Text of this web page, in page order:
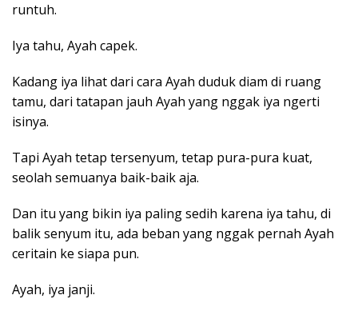
runtuh.
Iya tahu, Ayah capek.
Kadang iya lihat dari cara Ayah duduk diam di ruang
tamu, dari tatapan jauh Ayah yang nggak iya ngerti
isinya.
Tapi Ayah tetap tersenyum, tetap pura-pura kuat,
seolah semuanya baik-baik aja.
Dan itu yang bikin iya paling sedih karena iya tahu, di
balik senyum itu, ada beban yang nggak pernah Ayah
ceritain ke siapa pun.
Ayah, iya janji.